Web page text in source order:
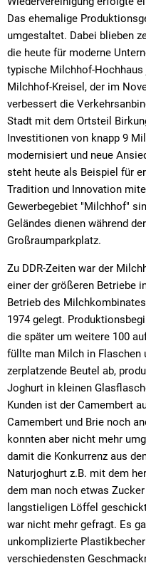
Das ehemalige
umgestaltet. Dabei blieben
die heute für moderne
typische Milchhof-
Milchhof-Kreisel, der im
verbessert die
Stadt mit dem Ortsteil
Investitionen von knapp 9
modernisiert und neue
steht heute als Beispiel für
Tradition und Innovation
Gewerbegebiet "Milchhof"
Geländes dienen während
Großraumparkplatz.
Zu DDR-Zeiten war der
einer der größeren Betriebe
Betrieb des
1974 gelegt.
die später um weitere 100
füllte man Milch in Flaschen
zerplatzende Beutel ab,
Joghurt in kleinen
Kunden ist der Camembert
Camembert und Brie noch
konnten aber nicht mehr
damit die Konkurrenz aus
Naturjoghurt z.B. mit dem
dem man noch etwas
langstieligen Löffel
war nicht mehr gefragt. Es
unkomplizierte
verschiedensten